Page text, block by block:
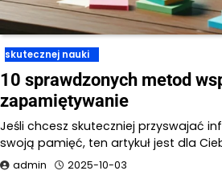
skutecznej nauki
10 sprawdzonych metod
zapamiętywanie
Jeśli chcesz skuteczniej przyswajać
swoją pamięć, ten artykuł jest dla
admin 2025-10-03